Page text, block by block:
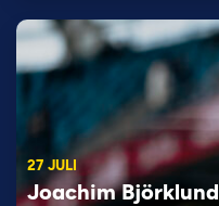
27 JULI
Joachim